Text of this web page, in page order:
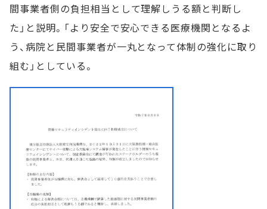
間事業者側の負担相当として理解しうる額と判断し
た」と説明。「より安全で安心できる医療機関となるよ
う、病院と民間事業者が一丸となって体制の強化に取り
組む」としている。